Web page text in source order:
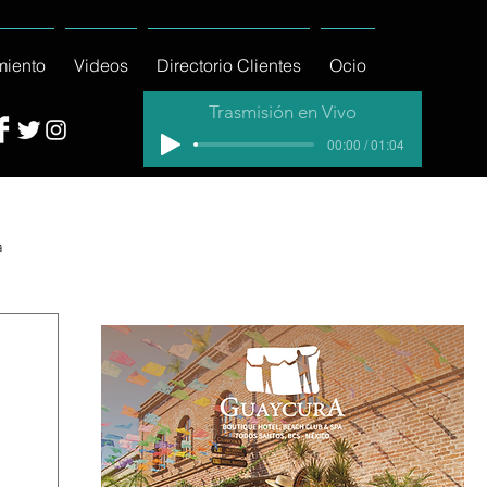
Videos Directorio Clientes Ocio
Trasmisión en Vivo
00:00 / 01:04